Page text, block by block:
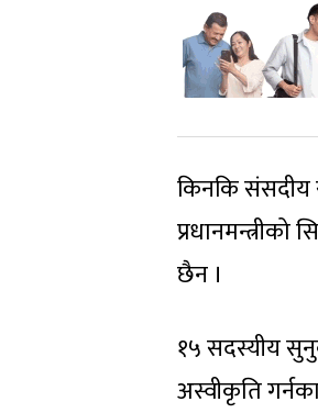
किनकि संसदीय
छैन ।
१५ सदस्यीय
अस्वीकृति